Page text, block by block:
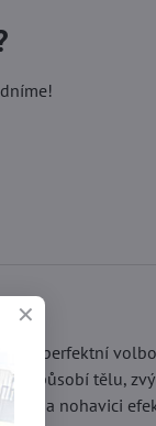
perfektní
tělu,
na nohavici